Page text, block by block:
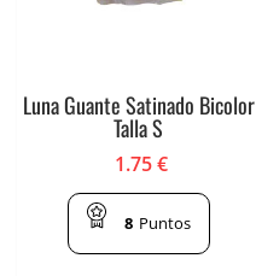
Luna Guante Satinado Bicolor
Talla S
1.75€
8 Puntos